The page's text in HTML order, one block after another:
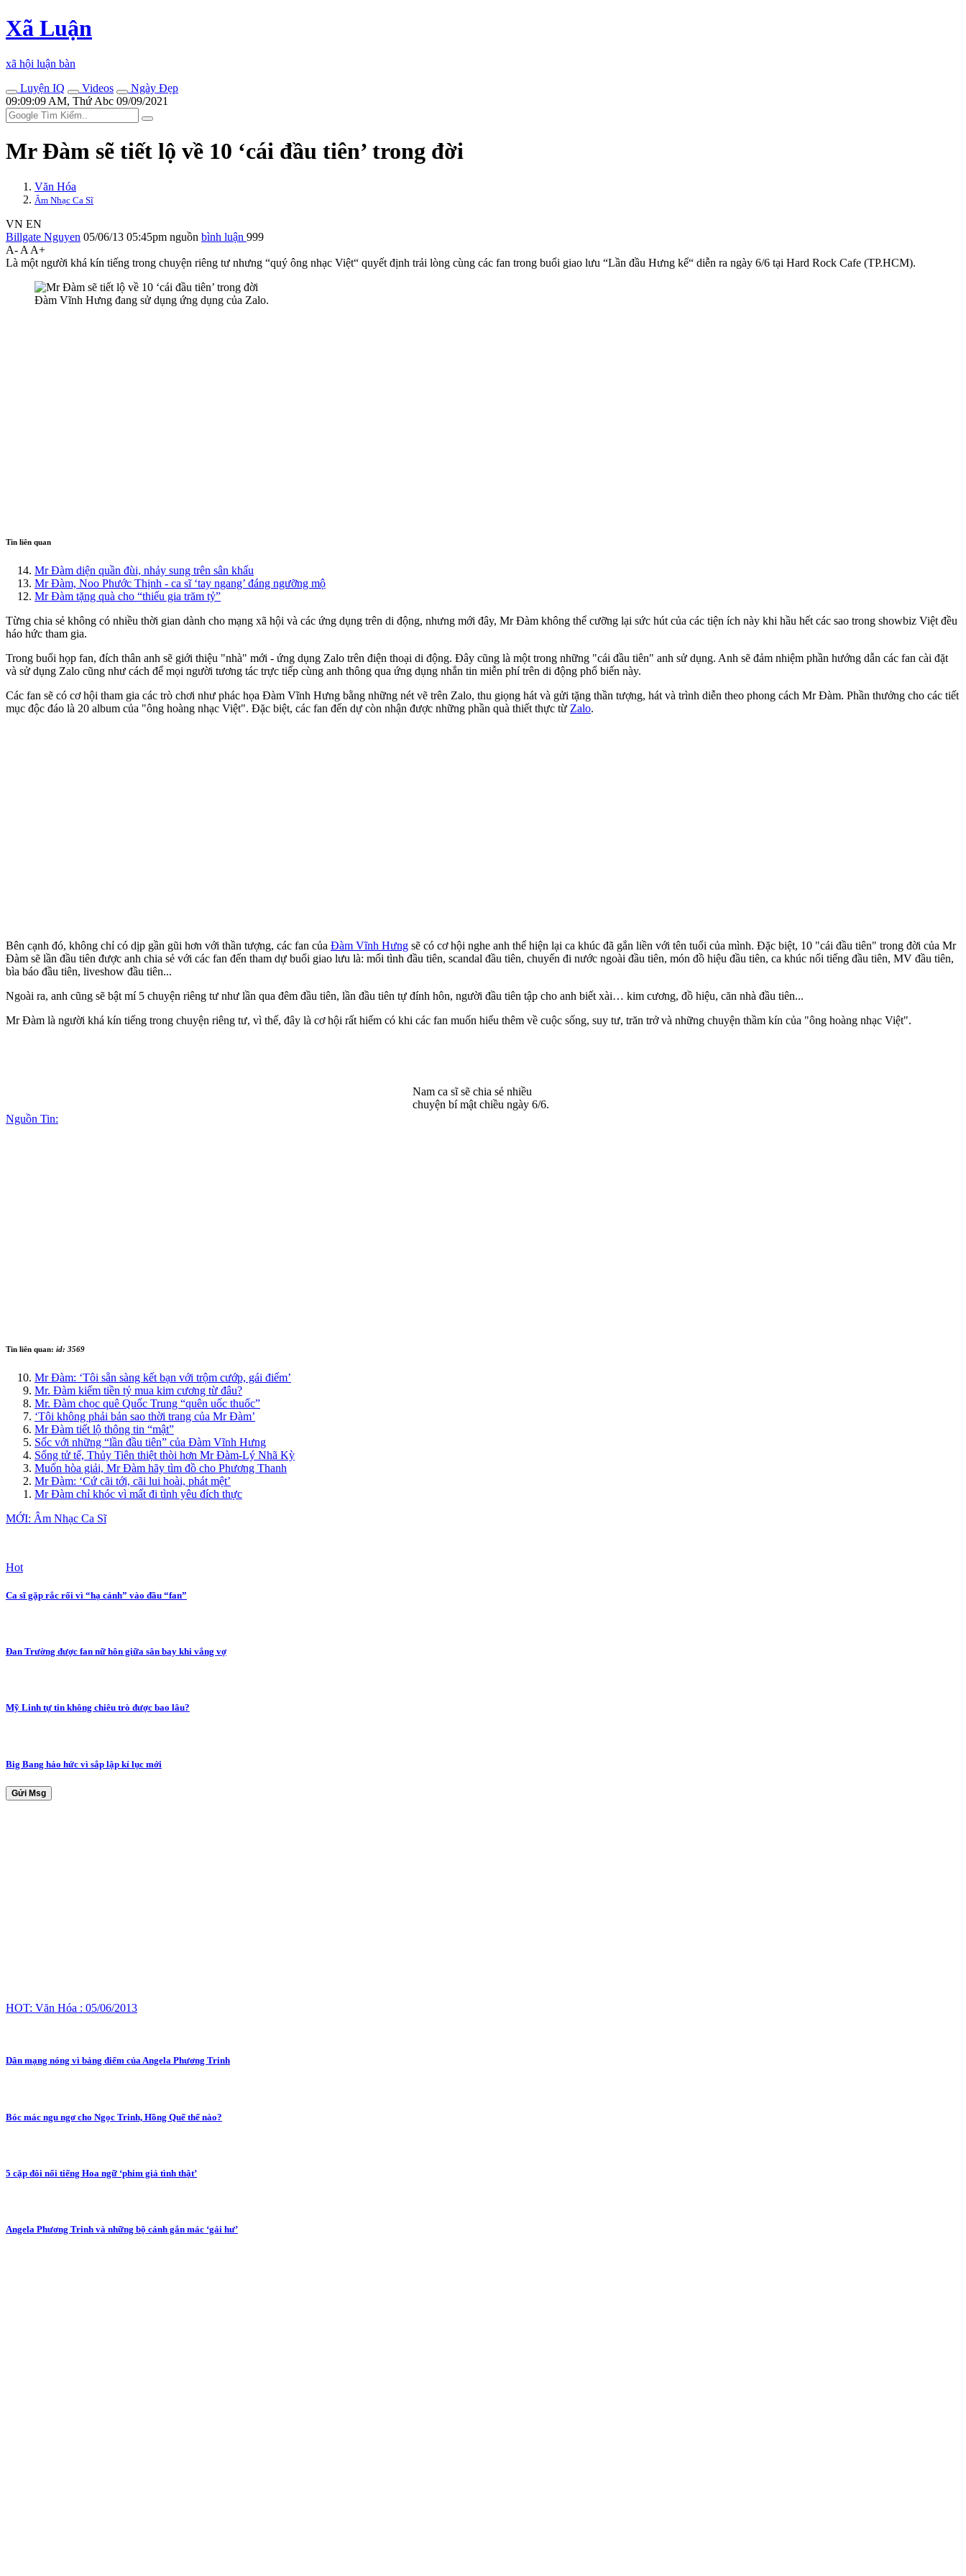
Xã Luận
xã hội luận bàn
Luyện IQ
Videos
Ngày Đẹp
09:09:09 AM, Thứ Abc 09/09/2021
Mr Đàm sẽ tiết lộ về 10 ‘cái đầu tiên’ trong đời
Văn Hóa
Âm Nhạc Ca Sĩ
VN EN
Billgate Nguyen 05/06/13 05:45pm nguồn bình luận 999
A- A A+
Là một người khá kín tiếng trong chuyện riêng tư nhưng “quý ông nhạc Việt“ quyết định trải lòng cùng các fan trong buổi giao lưu “Lần đầu Hưng kể“ diễn ra ngày 6/6 tại Hard Rock Cafe (TP.HCM).
Đàm Vĩnh Hưng đang sử dụng ứng dụng của Zalo.
Tin liên quan
Mr Đàm diện quần đùi, nhảy sung trên sân khấu
Mr Đàm, Noo Phước Thịnh - ca sĩ ‘tay ngang’ đáng ngưỡng mộ
Mr Đàm tặng quà cho “thiếu gia trăm tỷ”
Từng chia sẻ không có nhiều thời gian dành cho mạng xã hội và các ứng dụng trên di động, nhưng mới đây, Mr Đàm không thể cưỡng lại sức hút của các tiện ích này khi hầu hết các sao trong showbiz Việt đều
háo hức tham gia.
Trong buổi họp fan, đích thân anh sẽ giới thiệu "nhà" mới - ứng dụng Zalo trên điện thoại di động. Đây cũng là một trong những "cái đầu tiên" anh sử dụng. Anh sẽ đảm nhiệm phần hướng dẫn các fan cài đặt
và sử dụng Zalo cũng như cách để mọi người tương tác trực tiếp cùng anh thông qua ứng dụng nhắn tin miễn phí trên di động phổ biến này.
Các fan sẽ có cơ hội tham gia các trò chơi như phác họa Đàm Vĩnh Hưng bằng những nét vẽ trên Zalo, thu giọng hát và gửi tặng thần tượng, hát và trình diễn theo phong cách Mr Đàm. Phần thưởng cho các tiết
mục độc đáo là 20 album của "ông hoàng nhạc Việt". Đặc biệt, các fan đến dự còn nhận được những phần quà thiết thực từ Zalo.
Bên cạnh đó, không chỉ có dịp gần gũi hơn với thần tượng, các fan của Đàm Vĩnh Hưng sẽ có cơ hội nghe anh thể hiện lại ca khúc đã gắn liền với tên tuổi của mình. Đặc biệt, 10 "cái đầu tiên" trong đời của Mr
Đàm sẽ lần đầu tiên được anh chia sẻ với các fan đến tham dự buổi giao lưu là: mối tình đầu tiên, scandal đầu tiên, chuyến đi nước ngoài đầu tiên, món đồ hiệu đầu tiên, ca khúc nổi tiếng đầu tiên, MV đầu tiên,
bìa báo đầu tiên, liveshow đầu tiên...
Ngoài ra, anh cũng sẽ bật mí 5 chuyện riêng tư như lần qua đêm đầu tiên, lần đầu tiên tự đính hôn, người đầu tiên tập cho anh biết xài… kim cương, đồ hiệu, căn nhà đầu tiên...
Mr Đàm là người khá kín tiếng trong chuyện riêng tư, vì thế, đây là cơ hội rất hiếm có khi các fan muốn hiểu thêm về cuộc sống, suy tư, trăn trở và những chuyện thầm kín của "ông hoàng nhạc Việt".
Nam ca sĩ sẽ chia sẻ nhiều
chuyện bí mật chiều ngày 6/6.
Nguồn Tin:
Tin liên quan: id: 3569
Mr Đàm: ‘Tôi sẵn sàng kết bạn với trộm cướp, gái điếm’
Mr. Đàm kiếm tiền tỷ mua kim cương từ đâu?
Mr. Đàm chọc quê Quốc Trung “quên uốc thuốc”
‘Tôi không phải bản sao thời trang của Mr Đàm’
Mr Đàm tiết lộ thông tin “mật”
Sốc với những “lần đầu tiên” của Đàm Vĩnh Hưng
Sống tử tế, Thủy Tiên thiệt thòi hơn Mr Đàm-Lý Nhã Kỳ
Muốn hòa giải, Mr Đàm hãy tìm đồ cho Phương Thanh
Mr Đàm: ‘Cứ cãi tới, cãi lui hoài, phát mệt’
Mr Đàm chỉ khóc vì mất đi tình yêu đích thực
MỚI: Âm Nhạc Ca Sĩ
Hot
Ca sĩ gặp rắc rối vì “hạ cánh” vào đầu “fan”
Đan Trường được fan nữ hôn giữa sân bay khi vắng vợ
Mỹ Linh tự tin không chiêu trò được bao lâu?
Big Bang háo hức vì sắp lập kỉ lục mới
Gửi Msg
HOT: Văn Hóa : 05/06/2013
Dân mạng nóng vì bảng điểm của Angela Phương Trinh
Bóc mác ngu ngơ cho Ngọc Trinh, Hồng Quế thế nào?
5 cặp đôi nổi tiếng Hoa ngữ ‘phim giả tình thật’
Angela Phương Trinh và những bộ cánh gắn mác ‘gái hư’